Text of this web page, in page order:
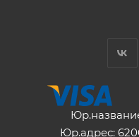
Юр.адрес: